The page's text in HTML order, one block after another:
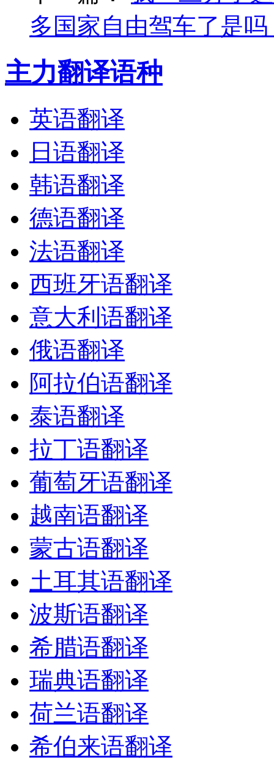
多国家自由驾车了是吗
主力翻译语种
英语翻译
日语翻译
韩语翻译
德语翻译
法语翻译
西班牙语翻译
意大利语翻译
俄语翻译
阿拉伯语翻译
泰语翻译
拉丁语翻译
葡萄牙语翻译
越南语翻译
蒙古语翻译
土耳其语翻译
波斯语翻译
希腊语翻译
瑞典语翻译
荷兰语翻译
希伯来语翻译